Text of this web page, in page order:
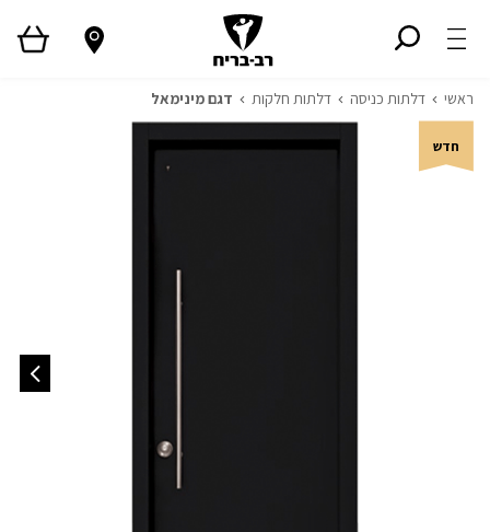
ראשי דלתות כניסה דלתות חלקות דגם מינימאל
חדש